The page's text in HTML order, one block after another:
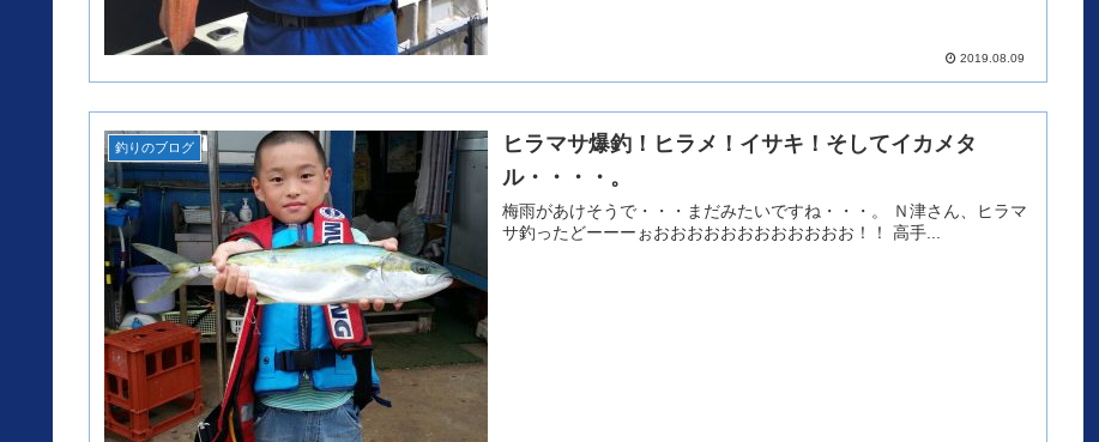
2019.08.09
釣りのブログ
ヒラマサ爆釣！ヒラメ！イサキ！そしてイカメタ
ル・・・・。
梅雨があけそうで・・・まだみたいですね・・・。 Ｎ津さん、ヒラマ
サ釣ったどーーーぉおおおおおおおおおおおお！！ 高手...